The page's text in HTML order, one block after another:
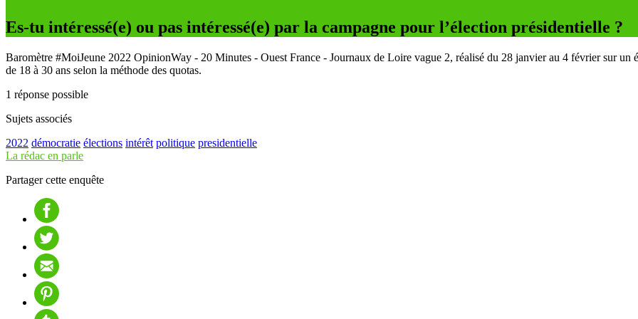
Es-tu intéressé(e) ou pas intéressé(e) par la campagne pour l’élection présidentielle ?
Baromètre #MoiJeune 2022 OpinionWay - 20 Minutes - Ouest France - Journaux de Loire vague 2, réalisé du 28 janvier au 4 février sur un
de 18 à 30 ans selon la méthode des quotas.
1 réponse possible
Sujets associés
2022 démocratie élections intérêt politique presidentielle
La rédac en parle
Partager cette enquête